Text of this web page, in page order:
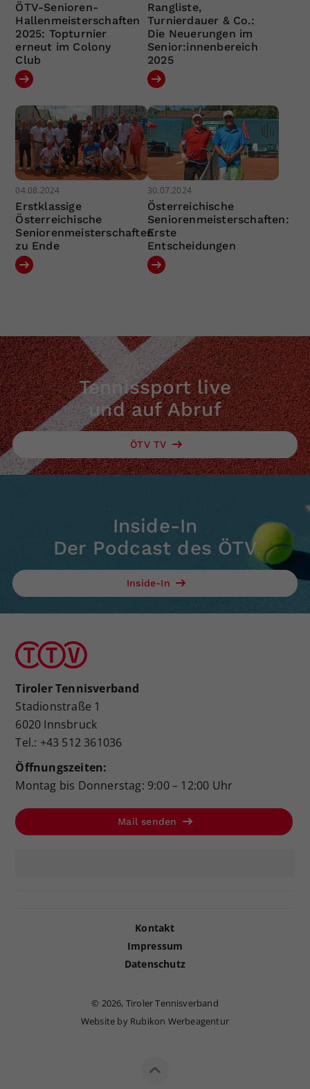
ÖTV-Senioren-
Hallenmeisterschaften
2025: Topturnier
erneut im Colony
Club
Rangliste,
Turnierdauer & Co.:
Die Neuerungen im
Senior:innenbereich
2025
04.08.2024
Erstklassige
Österreichische
Seniorenmeisterschaften
zu Ende
30.07.2024
Österreichische
Seniorenmeisterschaften:
Erste
Entscheidungen
Tennissport live
und auf Abruf
ÖTV TV
Inside-In
Der Podcast des ÖTV
Inside-In
Tiroler Tennisverband
Stadionstraße 1
6020 Innsbruck
Tel.: +43 512 361036
Öffnungszeiten:
Montag bis Donnerstag: 9:00 – 12:00 Uhr
Mail senden
Kontakt
Impressum
Datenschutz
© 2026, Tiroler Tennisverband
Website by Rubikon Werbeagentur